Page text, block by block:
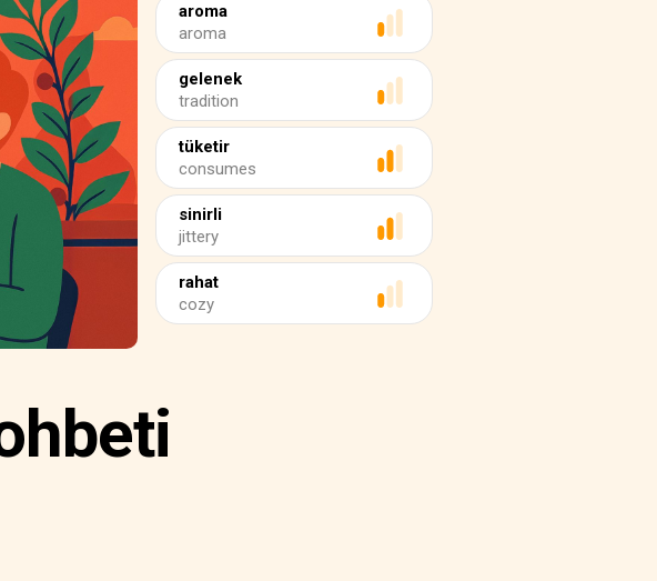
aroma
aroma
gelenek
tradition
tüketir
consumes
sinirli
jittery
rahat
cozy